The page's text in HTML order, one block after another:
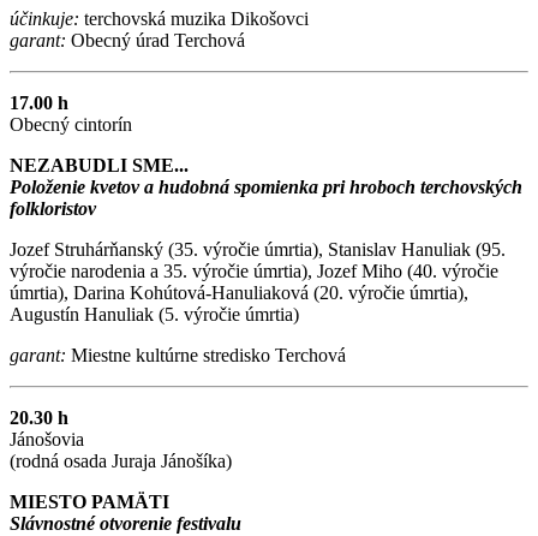
účinkuje: terchovská muzika Dikošovci
garant: Obecný úrad Terchová
17.00 h
Obecný cintorín
NEZABUDLI SME...
Položenie kvetov a hudobná spomienka pri hroboch terchovských
folkloristov
Jozef Struhárňanský (35. výročie úmrtia), Stanislav Hanuliak (95.
výročie narodenia a 35. výročie úmrtia), Jozef Miho (40. výročie
úmrtia), Darina Kohútová-Hanuliaková (20. výročie úmrtia),
Augustín Hanuliak (5. výročie úmrtia)
garant: Miestne kultúrne stredisko Terchová
20.30 h
Jánošovia
(rodná osada Juraja Jánošíka)
MIESTO PAMÄTI
Slávnostné otvorenie festivalu